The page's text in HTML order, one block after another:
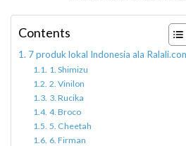
Contents
7 produk lokal Indonesia ala
1. Shimizu
2. Vinilon
3. Rucika
4. Broco
5. Cheetah
6. Firman